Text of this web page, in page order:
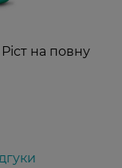
на повну